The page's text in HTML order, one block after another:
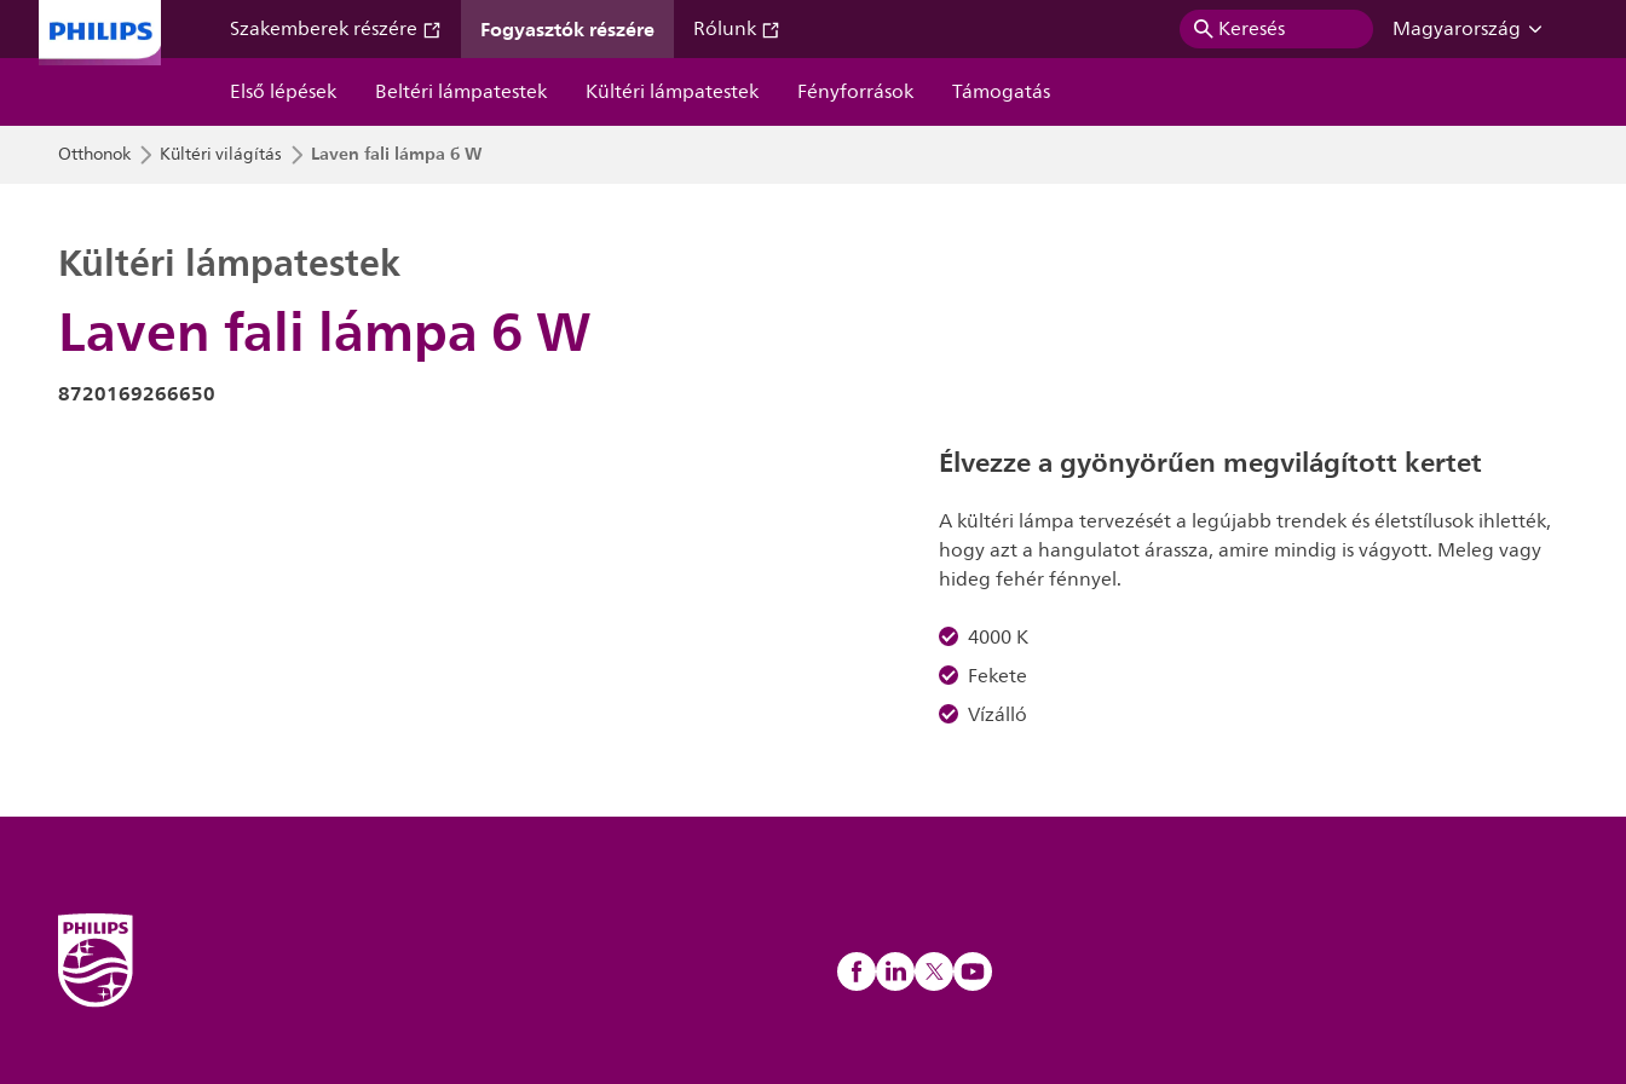
Szakemberek részére Fogyasztók részére Rólunk Keresés
Magyarország
Első lépések
Beltéri lámpatestek Kültéri lámpatestek Fényforrások Támogatás
Otthonok Kültéri világítás Laven fali lámpa 6 W
Laven fali lámpa 6 W
Kültéri lámpatestek
8720169266650
Élvezze a gyönyörűen megvilágított kertet
A kültéri lámpa tervezését a legújabb trendek és életstílusok ihlették,
hogy azt a hangulatot árassza, amire mindig is vágyott. Meleg vagy
hideg fehér fénnyel.
4000 K
Fekete
Vízálló